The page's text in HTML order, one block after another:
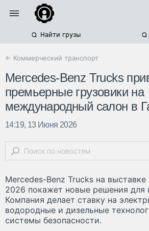
Найти грузы
← Коммерческий транспорт
Mercedes-Benz Trucks
премьерные грузовики на
международный салон в
14:19, 13 Июня 2026
Mercedes-Benz Trucks на
2026 покажет новые решения для
Компания делает ставку на
водородные и дизельные
системы безопасности.